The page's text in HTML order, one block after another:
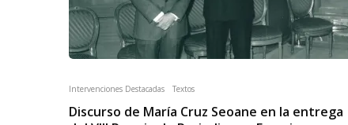
Intervenciones Destacadas Textos
Discurso de María Cruz Seoane en la entrega